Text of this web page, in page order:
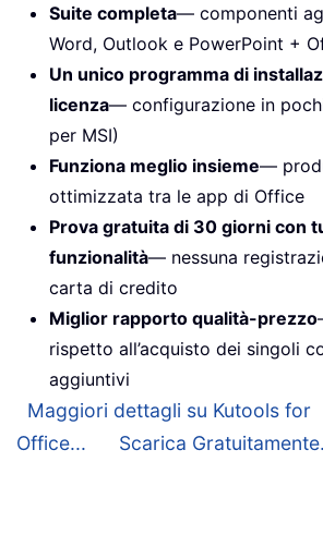
Suite completa— componenti
Word, Outlook e PowerPoint +
Un unico programma di
licenza— configurazione in
per MSI)
Funziona meglio insieme—
ottimizzata tra le app di Office
Prova gratuita di 30 giorni con
funzionalità— nessuna
carta di credito
Miglior rapporto qualità-prezzo
rispetto all’acquisto dei singoli
aggiuntivi
Maggiori dettagli su Kutools for
Office...
Scarica